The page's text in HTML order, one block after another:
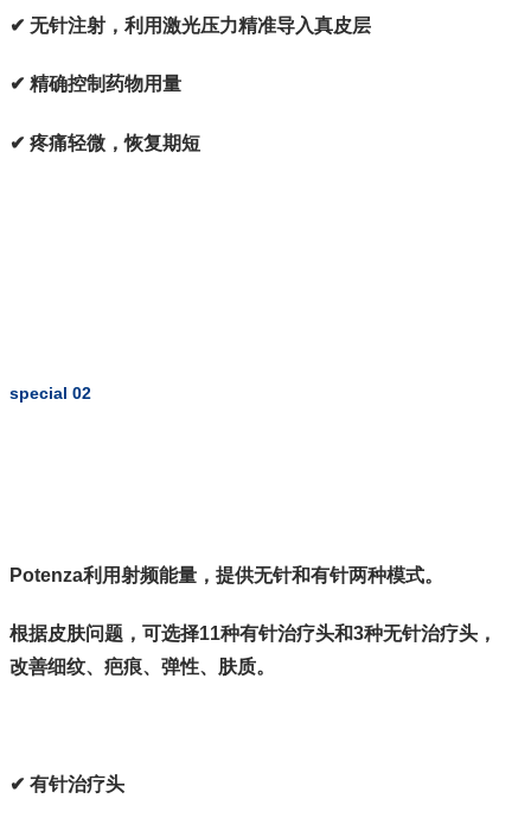
✔ 无针注射，利用激光压力精准导入真皮层
✔ 精确控制药物用量
✔ 疼痛轻微，恢复期短
special 02
Potenza利用射频能量，提供无针和有针两种模式。
根据皮肤问题，可选择11种有针治疗头和3种无针治疗头，
改善细纹、疤痕、弹性、肤质。
✔ 有针治疗头